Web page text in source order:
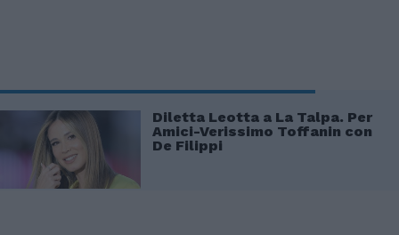
Diletta Leotta a La Talpa. Per
Amici-Verissimo Toffanin con
De Filippi